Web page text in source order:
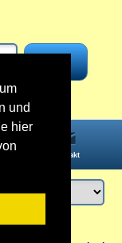
und
hier
Kontakt